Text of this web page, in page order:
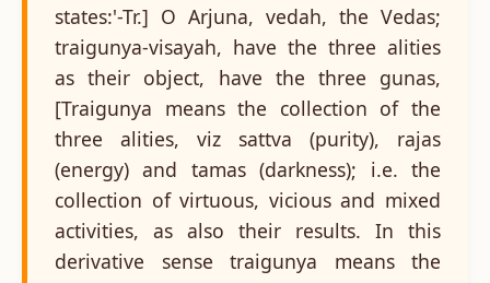
states:'-Tr.] O Arjuna, vedah, the Vedas;
traigunya-visayah, have the three alities
as their object, have the three gunas,
[Traigunya means the collection of the
three alities, viz sattva (purity), rajas
(energy) and tamas (darkness); i.e. the
collection of virtuous, vicious and mixed
activities, as also their results. In this
derivative sense traigunya means the